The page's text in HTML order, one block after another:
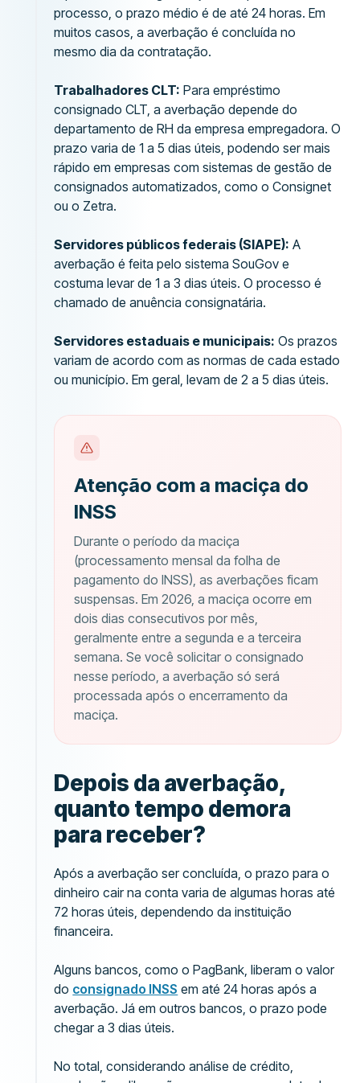
processo, o prazo médio é de até 24 horas. Em
muitos casos, a averbação é concluída no
mesmo dia da contratação.
Trabalhadores CLT: Para empréstimo
consignado CLT, a averbação depende do
departamento de RH da empresa empregadora. O
prazo varia de 1 a 5 dias úteis, podendo ser mais
rápido em empresas com sistemas de gestão de
consignados automatizados, como o Consignet
ou o Zetra.
Servidores públicos federais (SIAPE): A
averbação é feita pelo sistema SouGov e
costuma levar de 1 a 3 dias úteis. O processo é
chamado de anuência consignatária.
Servidores estaduais e municipais: Os prazos
variam de acordo com as normas de cada estado
ou município. Em geral, levam de 2 a 5 dias úteis.
Atenção com a maciça do
INSS
Durante o período da maciça
(processamento mensal da folha de
pagamento do INSS), as averbações ficam
suspensas. Em 2026, a maciça ocorre em
dois dias consecutivos por mês,
geralmente entre a segunda e a terceira
semana. Se você solicitar o consignado
nesse período, a averbação só será
processada após o encerramento da
maciça.
Depois da averbação,
quanto tempo demora
para receber?
Após a averbação ser concluída, o prazo para o
dinheiro cair na conta varia de algumas horas até
72 horas úteis, dependendo da instituição
financeira.
Alguns bancos, como o PagBank, liberam o valor
do consignado INSS em até 24 horas após a
averbação. Já em outros bancos, o prazo pode
chegar a 3 dias úteis.
No total, considerando análise de crédito,